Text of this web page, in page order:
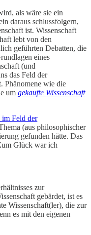
als wäre sie ein
daraus schlussfolgern,
ist. Wissenschaft
lebt von den
geführten Debatten, die
eines
(und
das Feld der
Phänomene wie die
um gekaufte Wissenschaft
im Feld der
(aus philosophischer
gefunden hätte. Das
Glück war ich
zur
gebärdet, ist es
Wissenschaft(ler), die zur
es mit den eigenen